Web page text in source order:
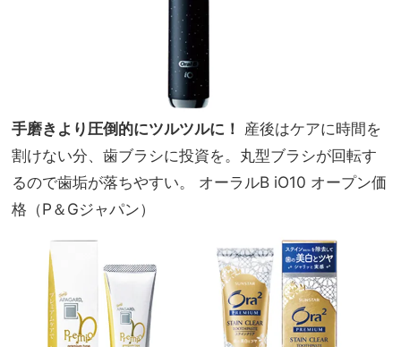
手磨きより圧倒的にツルツルに！
産後はケアに時間を
割けない分、歯ブラシに投資を。丸型ブラシが回転す
るので歯垢が落ちやすい。 オーラルB iO10 オープン価
格（P＆Gジャパン）